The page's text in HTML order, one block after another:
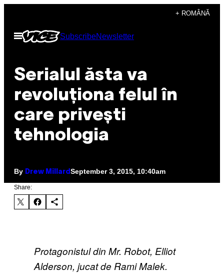
content
+ ROMÂNĂ
Open
Menu
SubscribeNewsletter
Serialul ăsta va
revoluționa felul în
care privești
tehnologia
By Drew Millard September 3, 2015, 10:40am
Share:
Protagonistul din Mr. Robot, Elliot
Alderson, jucat de Rami Malek.